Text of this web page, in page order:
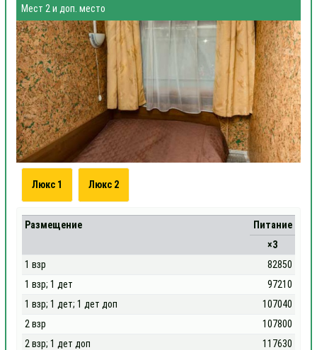
Мест 2 и доп. место
Люкс 1 Люкс 2
Размещение
Питание
×3
1 взр
82850
1 взр; 1 дет
97210
1 взр; 1 дет; 1 дет доп
107040
2 взр
107800
2 взр; 1 дет доп
117630